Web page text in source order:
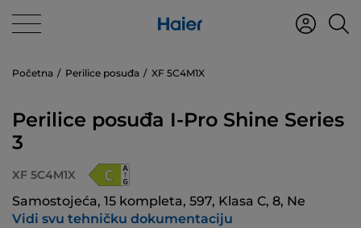
Početna Perilice posuđa XF 5C4M1X
Perilice posuđa I-Pro Shine Series
3
XF 5C4M1X
Samostojeća, 15 kompleta, 597, Klasa C, 8, Ne
Vidi svu tehničku dokumentaciju